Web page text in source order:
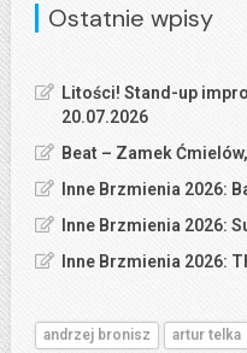
Ostatnie wpisy
Litości! Stand-up
20.07.2026
Beat – Zamek
Inne Brzmienia 2026:
Inne Brzmienia 2026:
Inne Brzmienia 2026:
andrzej bronisz artur telka